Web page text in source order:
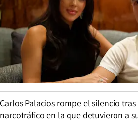
Carlos Palacios rompe el silencio
narcotráfico en la que detuvieron a